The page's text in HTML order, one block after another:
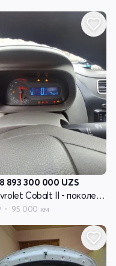
893 300 000 UZS
Chevrolet Cobalt II - поколение рестайлинг
95 000 км